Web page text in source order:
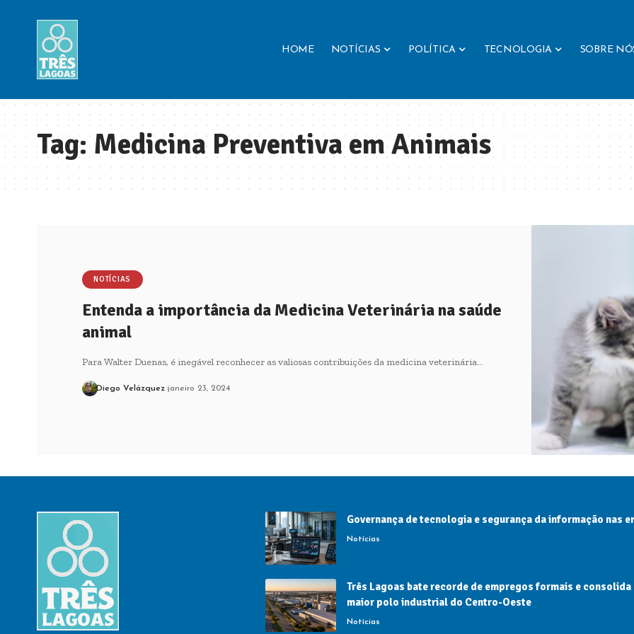
HOME NOTÍCIAS POLÍTICA TECNOLOGIA SOBRE
Tag:Medicina Preventiva em Animais
NOTÍCIAS
Entenda a importância da Medicina Veterinária na saúde
animal
Para Walter Duenas, é inegável reconhecer as valiosas contribuições da medicina veterinária…
Diego Velázquez janeiro 23, 2024
Governança de tecnologia e segurança da informação nas
Notícias
Três Lagoas bate recorde de empregos formais e
maior polo industrial do Centro-Oeste
Notícias